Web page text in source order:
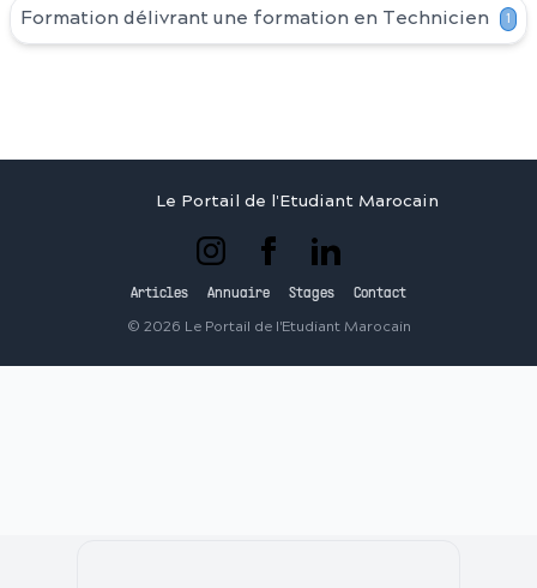
Formation délivrant une formation en Technicien 1
Le Portail de l'Etudiant Marocain
Articles Annuaire Stages Contact
© 2026 Le Portail de l'Etudiant Marocain